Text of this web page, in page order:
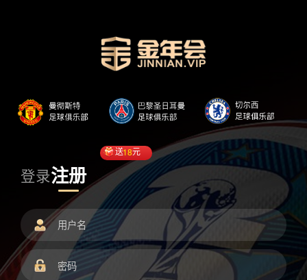
登录注册
送18元